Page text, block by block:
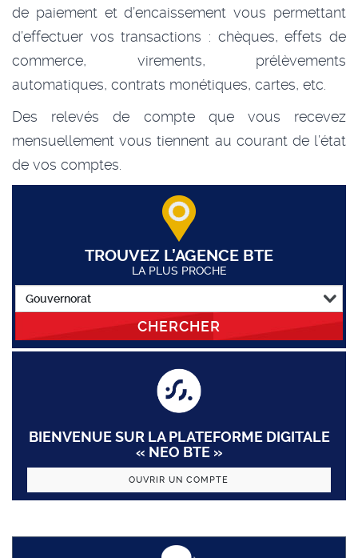
de paiement et d’encaissement vous permettant
d’effectuer vos transactions : chèques, effets de
commerce, virements, prélèvements
automatiques, contrats monétiques, cartes, etc.
Des relevés de compte que vous recevez
mensuellement vous tiennent au courant de l’état
de vos comptes.
TROUVEZ L’AGENCE BTE
LA PLUS PROCHE
CHERCHER
BIENVENUE SUR LA PLATEFORME DIGITALE
« NEO BTE »
OUVRIR UN COMPTE